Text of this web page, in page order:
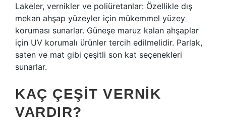
Lakeler, vernikler ve poliüretanlar: Özellikle dış
mekan ahşap yüzeyler için mükemmel yüzey
koruması sunarlar. Güneşe maruz kalan ahşaplar
için UV korumalı ürünler tercih edilmelidir. Parlak,
saten ve mat gibi çeşitli son kat seçenekleri
sunarlar.
KAÇ ÇEŞIT VERNIK
VARDIR?